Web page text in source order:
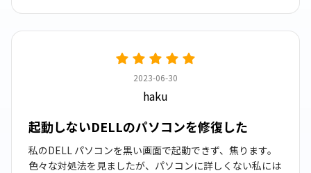
2023-06-30
haku
起動しないDELLのパソコンを修復した
私のDELL パソコンを黒い画面で起動できず、焦ります。
色々な対処法を見ましたが、パソコンに詳しくない私には